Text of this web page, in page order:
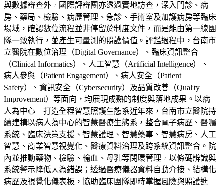
與數據審查外，國際評審團亦透過實地訪查，深入門診、病
房、藥局、檢驗、病歷管理、急診、手術室及加護病房等臨床
場域，確認數位流程並非停留於制度文件，而是能由第一線團
隊一致執行，並產生可量測的照護價值。評鑑過程中，台南市
立醫院在數位治理（Digital Governance）、臨床資訊整合
（Clinical Informatics）、人工智慧（Artificial Intelligence）、
病人參與（Patient Engagement）、病人安全（Patient
Safety）、資訊安全（Cybersecurity）及品質改善（Quality
Improvement）等面向，均展現成熟的制度與落地成果。以病
人為中心 打造全程智慧照護生態系近年來，台南市立醫院持
續建構以病人為中心的智慧醫療生態系，整合電子病歷、醫囑
系統、臨床決策支援、智慧護理、智慧藥事、智慧病房、人工
智慧、商業智慧視覺化、醫療資料治理及跨系統資訊整合。院
內並推動藥物、檢驗、輸血、母乳等閉環管理，以條碼辨識與
系統警示降低人為錯誤；透過醫療儀器資料自動介接、結構化
病歷及視覺化儀表板，協助臨床團隊即時掌握風險與照護進